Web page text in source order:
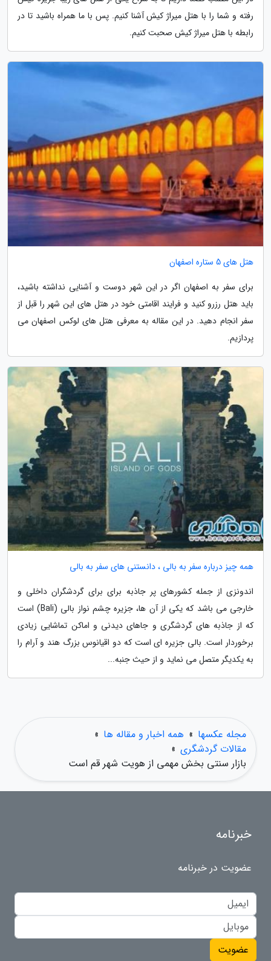
رفته و شما را با هتل میراژ کیش آشنا کنیم. پس با ما همراه باشید تا در
رابطه با هتل میراژ کیش صحبت کنیم.
هتل های 5 ستاره اصفهان
برای سفر به اصفهان اگر در این شهر دوست و آشنایی نداشته باشید،
باید هتل رزرو کنید و فرایند اقامتی خود در هتل های این شهر را قبل از
سفر انجام دهید. در این مقاله به معرفی هتل های لوکس اصفهان می
پردازیم.
همه چیز درباره سفر به بالی ، دانستنی های سفر به بالی
اندونزی از جمله کشورهای پر جاذبه برای برای گردشگران داخلی و
خارجی می باشد که یکی از آن ها، جزیره چشم نواز بالی (Bali) است
که از جاذبه های گردشگری و جاهای دیدنی و اماکن تماشایی زیادی
برخوردار است. بالی جزیره ای است که دو اقیانوس بزرگ هند و آرام را
به یکدیگر متصل می نماید و از حیث جنبه...
مجله عکسها » همه اخبار و مقاله ها »
مقالات گردشگری »
بازار سنتی بخش مهمی از هویت شهر قم است
خبرنامه
عضویت در خبرنامه
عضویت